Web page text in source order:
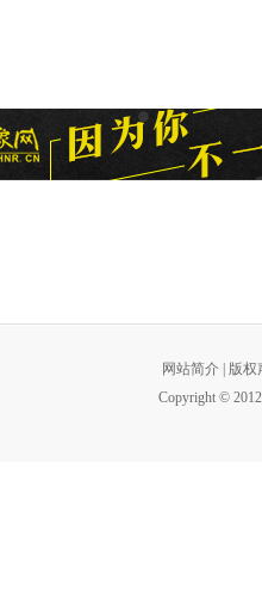
网站简介
版权
Copyright ©